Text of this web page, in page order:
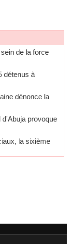
de la force
détenus à
dénonce la
d'Abuja provoque
la sixième